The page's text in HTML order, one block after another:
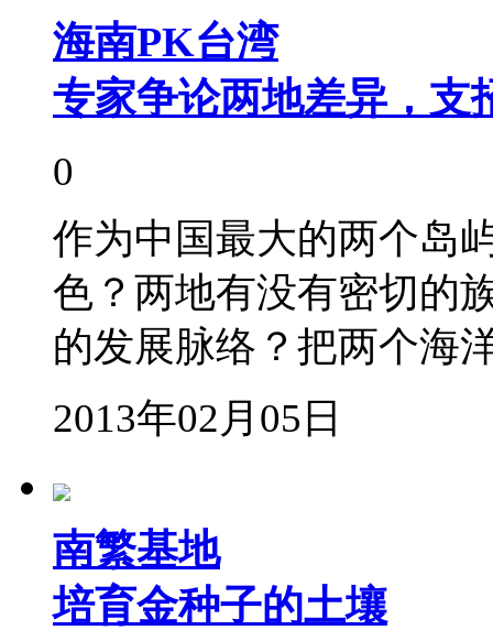
海南PK台湾
专家争论两地差异，支
0
作为中国最大的两个岛
色？两地有没有密切的
的发展脉络？把两个
2013年02月05日
南繁基地
培育金种子的土壤